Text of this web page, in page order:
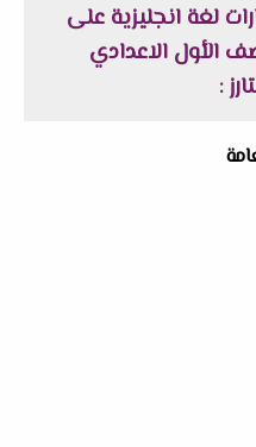
لغة انجليزية على
الأول الاعدادي
: